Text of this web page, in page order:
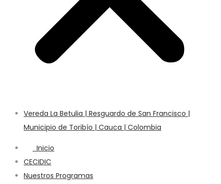
Vereda La Betulia | Resguardo de San Francisco |
Municipio de Toribío | Cauca | Colombia
Inicio
CECIDIC
Nuestros Programas